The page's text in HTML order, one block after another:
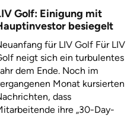
Golf: Einigung mit
besiegelt
für LIV Golf Für LIV
neigt sich ein turbulentes
dem Ende. Noch im
Monat kursierten
dass
ihre „30-Day-